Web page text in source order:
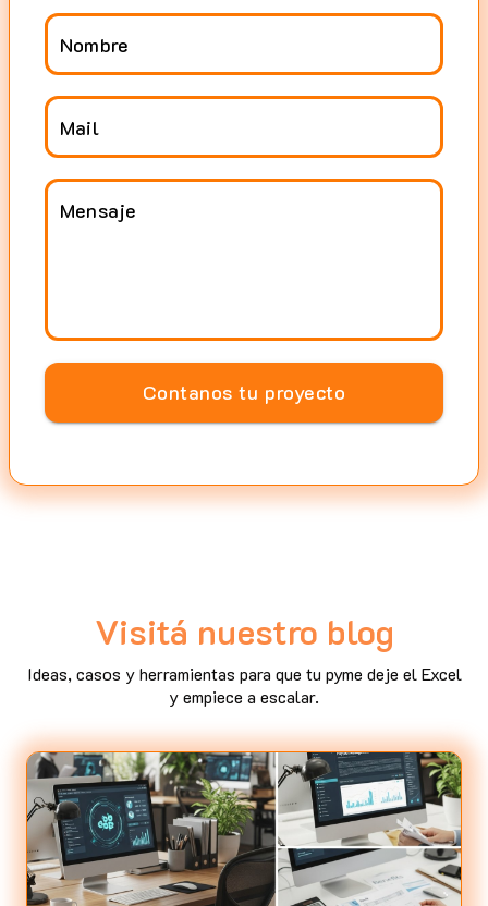
Nombre
Mail
Mensaje
Contanos tu proyecto
Visitá nuestro blog
Ideas, casos y herramientas para que tu pyme deje el Excel
y empiece a escalar.